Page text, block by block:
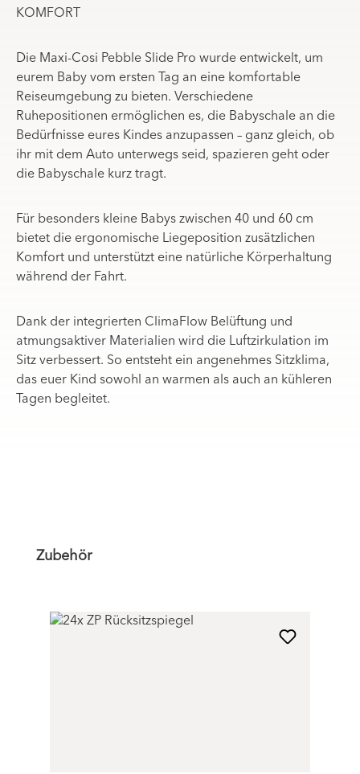
KOMFORT
Die Maxi-Cosi Pebble Slide Pro wurde entwickelt, um
eurem Baby vom ersten Tag an eine komfortable
Reiseumgebung zu bieten. Verschiedene
Ruhepositionen ermöglichen es, die Babyschale an die
Bedürfnisse eures Kindes anzupassen – ganz gleich, ob
ihr mit dem Auto unterwegs seid, spazieren geht oder
die Babyschale kurz tragt.
Für besonders kleine Babys zwischen 40 und 60 cm
bietet die ergonomische Liegeposition zusätzlichen
Komfort und unterstützt eine natürliche Körperhaltung
während der Fahrt.
Dank der integrierten ClimaFlow Belüftung und
atmungsaktiver Materialien wird die Luftzirkulation im
Sitz verbessert. So entsteht ein angenehmes Sitzklima,
das euer Kind sowohl an warmen als auch an kühleren
Tagen begleitet.
Produktgalerie überspringen
Zubehör